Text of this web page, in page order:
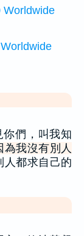
Worldwide
們，叫我知
為我沒有別人
人都求自己的